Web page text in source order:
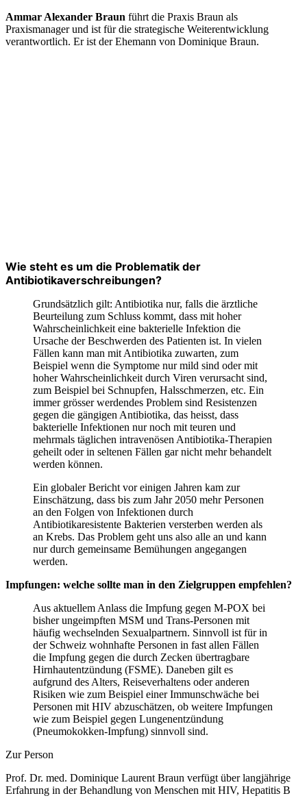
Ammar Alexander Braun führt die Praxis Braun als
Praxismanager und ist für die strategische Weiterentwicklung
verantwortlich. Er ist der Ehemann von Dominique Braun.
Wie steht es um die Problematik der
Antibiotikaverschreibungen?
Grundsätzlich gilt: Antibiotika nur, falls die ärztliche
Beurteilung zum Schluss kommt, dass mit hoher
Wahrscheinlichkeit eine bakterielle Infektion die
Ursache der Beschwerden des Patienten ist. In vielen
Fällen kann man mit Antibiotika zuwarten, zum
Beispiel wenn die Symptome nur mild sind oder mit
hoher Wahrscheinlichkeit durch Viren verursacht sind,
zum Beispiel bei Schnupfen, Halsschmerzen, etc. Ein
immer grösser werdendes Problem sind Resistenzen
gegen die gängigen Antibiotika, das heisst, dass
bakterielle Infektionen nur noch mit teuren und
mehrmals täglichen intravenösen Antibiotika-Therapien
geheilt oder in seltenen Fällen gar nicht mehr behandelt
werden können.
Ein globaler Bericht vor einigen Jahren kam zur
Einschätzung, dass bis zum Jahr 2050 mehr Personen
an den Folgen von Infektionen durch
Antibiotikaresistente Bakterien versterben werden als
an Krebs. Das Problem geht uns also alle an und kann
nur durch gemeinsame Bemühungen angegangen
werden.
Impfungen: welche sollte man in den Zielgruppen empfehlen?
Aus aktuellem Anlass die Impfung gegen M-POX bei
bisher ungeimpften MSM und Trans-Personen mit
häufig wechselnden Sexualpartnern. Sinnvoll ist für in
der Schweiz wohnhafte Personen in fast allen Fällen
die Impfung gegen die durch Zecken übertragbare
Hirnhautentzündung (FSME). Daneben gilt es
aufgrund des Alters, Reiseverhaltens oder anderen
Risiken wie zum Beispiel einer Immunschwäche bei
Personen mit HIV abzuschätzen, ob weitere Impfungen
wie zum Beispiel gegen Lungenentzündung
(Pneumokokken-Impfung) sinnvoll sind.
Zur Person
Prof. Dr. med. Dominique Laurent Braun verfügt über langjährige
Erfahrung in der Behandlung von Menschen mit HIV, Hepatitis B